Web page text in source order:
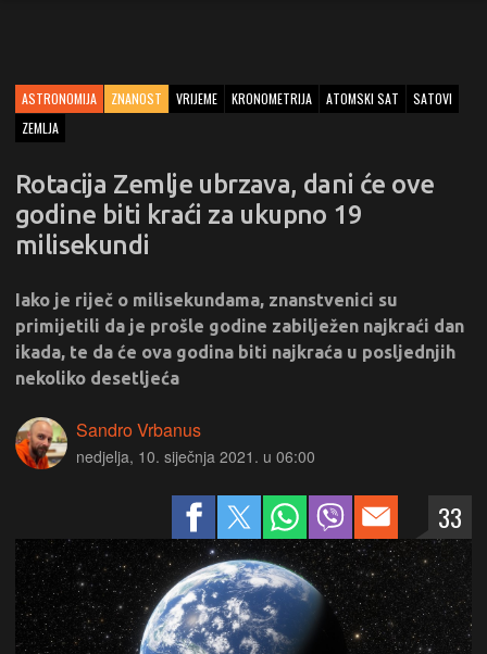
ASTRONOMIJA ZNANOST VRIJEME KRONOMETRIJA ATOMSKI SAT
SATOVI
ZEMLJA
Rotacija Zemlje ubrzava, dani će ove
godine biti kraći za ukupno 19
milisekundi
Iako je riječ o milisekundama, znanstvenici su
primijetili da je prošle godine zabilježen najkraći dan
ikada, te da će ova godina biti najkraća u posljednjih
nekoliko desetljeća
Sandro Vrbanus
nedjelja, 10. siječnja 2021. u 06:00
33